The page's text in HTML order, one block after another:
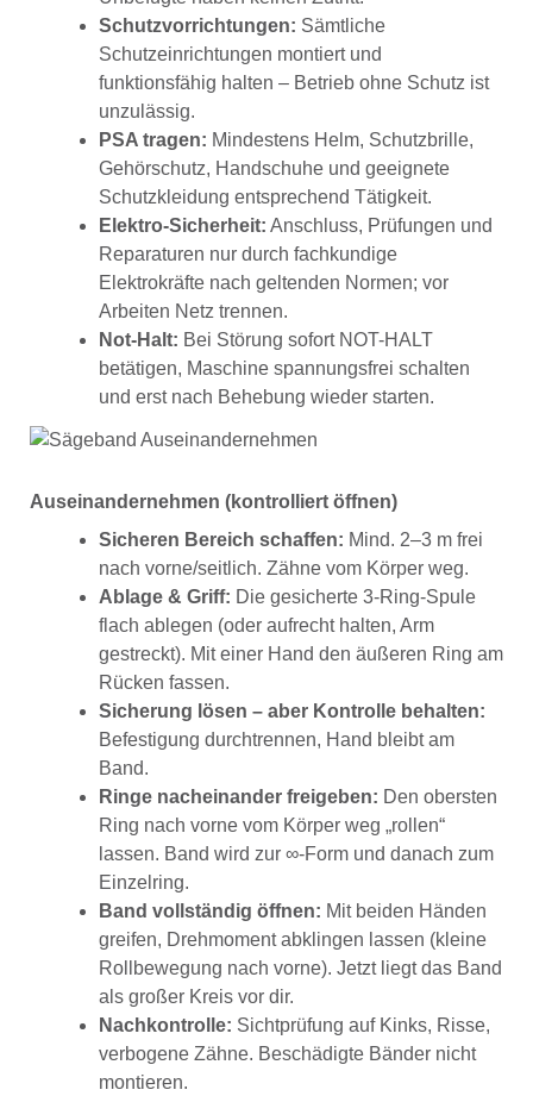
Schutzvorrichtungen: Sämtliche
Schutzeinrichtungen montiert und
funktionsfähig halten – Betrieb ohne Schutz ist
unzulässig.
PSA tragen: Mindestens Helm, Schutzbrille,
Gehörschutz, Handschuhe und geeignete
Schutzkleidung entsprechend Tätigkeit.
Elektro-Sicherheit: Anschluss, Prüfungen und
Reparaturen nur durch fachkundige
Elektrokräfte nach geltenden Normen; vor
Arbeiten Netz trennen.
Not-Halt: Bei Störung sofort NOT-HALT
betätigen, Maschine spannungsfrei schalten
und erst nach Behebung wieder starten.
Auseinandernehmen (kontrolliert öffnen)
Sicheren Bereich schaffen: Mind. 2–3 m frei
nach vorne/seitlich. Zähne vom Körper weg.
Ablage & Griff: Die gesicherte 3-Ring-Spule
flach ablegen (oder aufrecht halten, Arm
gestreckt). Mit einer Hand den äußeren Ring am
Rücken fassen.
Sicherung lösen – aber Kontrolle behalten:
Befestigung durchtrennen, Hand bleibt am
Band.
Ringe nacheinander freigeben: Den obersten
Ring nach vorne vom Körper weg „rollen“
lassen. Band wird zur ∞-Form und danach zum
Einzelring.
Band vollständig öffnen: Mit beiden Händen
greifen, Drehmoment abklingen lassen (kleine
Rollbewegung nach vorne). Jetzt liegt das Band
als großer Kreis vor dir.
Nachkontrolle: Sichtprüfung auf Kinks, Risse,
verbogene Zähne. Beschädigte Bänder nicht
montieren.